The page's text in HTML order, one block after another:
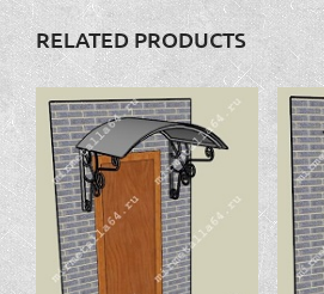
RELATED PRODUCTS